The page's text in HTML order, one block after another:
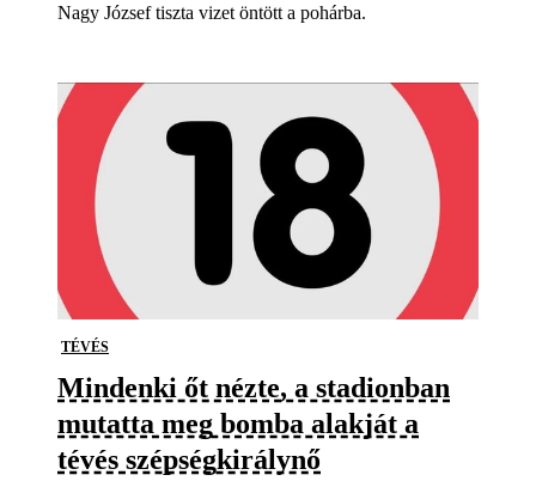
Nagy József tiszta vizet öntött a pohárba.
TÉVÉS
Mindenki őt nézte, a stadionban
mutatta meg bomba alakját a
tévés szépségkirálynő